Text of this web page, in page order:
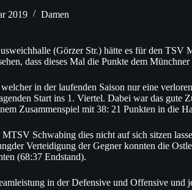
2019 Damen
(Görzer Str.) hätte es für den
dass dieses Mal die Punkte dem
in der laufenden Saison nur eine
Start ins 1. Viertel. Dabei war das gute
Zusammenspiel mit 38: 21 Punkten in die
Schwabing dies nicht auf sich sitzen
Verteidigung der Gegner konnten die
(68:37 Endstand).
in der Defensive und Offensive